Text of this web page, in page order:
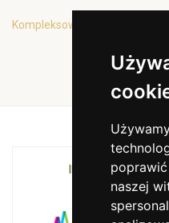
naszej
Kompleksowa oferta
INSTYTUCJA